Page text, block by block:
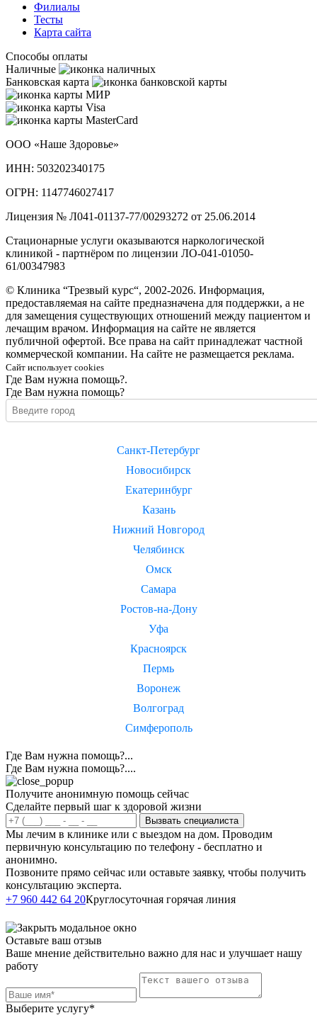
Филиалы
Тесты
Карта сайта
Способы оплаты
Наличные
Банковская карта
ООО «Наше Здоровье»
ИНН: 503202340175
ОГРН: 1147746027417
Лицензия № Л041-01137-77/00293272 от 25.06.2014
Стационарные услуги оказываются наркологической
клиникой - партнёром по лицензии ЛО-041-01050-
61/00347983
© Клиника “Трезвый курс“, 2002-2026. Информация,
предоставляемая на сайте предназначена для поддержки, а не
для замещения существующих отношений между пациентом и
лечащим врачом. Информация на сайте не является
публичной офертой. Все права на сайт принадлежат частной
коммерческой компании. На сайте не размещается реклама.
Сайт использует cookies
Где Вам нужна помощь?.
Где Вам нужна помощь?
Санкт-Петербург
Новосибирск
Екатеринбург
Казань
Нижний Новгород
Челябинск
Омск
Самара
Ростов-на-Дону
Уфа
Красноярск
Пермь
Воронеж
Волгоград
Симферополь
Где Вам нужна помощь?...
Где Вам нужна помощь?....
Получите анонимную помощь сейчас
Сделайте первый шаг к здоровой жизни
Вызвать специалиста
Мы лечим в клинике или с выездом на дом. Проводим
первичную консультацию по телефону - бесплатно и
анонимно.
Позвоните прямо сейчас или оставьте заявку, чтобы получить
консультацию эксперта.
+7 960 442 64 20Круглосуточная горячая линия
Оставьте ваш отзыв
Ваше мнение действительно важно для нас и улучшает нашу
работу
Выберите услугу*